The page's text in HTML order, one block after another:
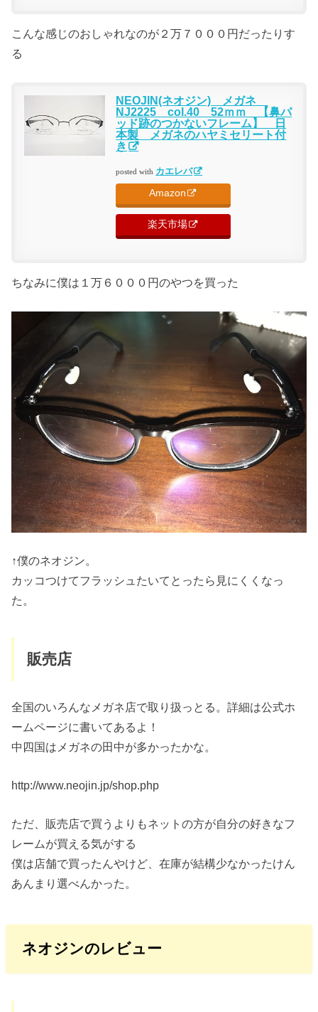
こんな感じのおしゃれなのが２万７０００円だったりす
る
NEOJIN(ネオジン) メガネ
NJ2225 col.40 52ｍｍ 【鼻パ
ッド跡のつかないフレーム】 日
本製 メガネのハヤミセリート付
き
posted with カエレバ
Amazon
楽天市場
ちなみに僕は１万６０００円のやつを買った
↑僕のネオジン。
カッコつけてフラッシュたいてとったら見にくくなっ
た。
販売店
全国のいろんなメガネ店で取り扱っとる。詳細は公式ホ
ームページに書いてあるよ！
中四国はメガネの田中が多かったかな。
http://www.neojin.jp/shop.php
ただ、販売店で買うよりもネットの方が自分の好きなフ
レームが買える気がする
僕は店舗で買ったんやけど、在庫が結構少なかったけん
あんまり選べんかった。
ネオジンのレビュー